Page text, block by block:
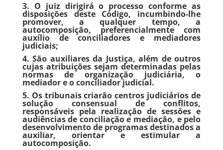
3. O juiz dirigirá o processo conforme as
disposições deste Código, incumbindo-lhe
promover, a qualquer tempo, a
autocomposição, preferencialmente com
auxílio de conciliadores e mediadores
judiciais;
4. São auxiliares da Justiça, além de outros
cujas atribuições sejam determinadas pelas
normas de organização judiciária, o
mediador e o conciliador judicial.
5. Os tribunais criarão centros judiciários de
solução consensual de conflitos,
responsáveis pela realização de sessões e
audiências de conciliação e mediação, e pelo
desenvolvimento de programas destinados a
auxiliar, orientar e estimular a
autocomposição.